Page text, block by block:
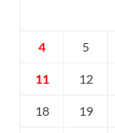
4 5
11 12
18 19